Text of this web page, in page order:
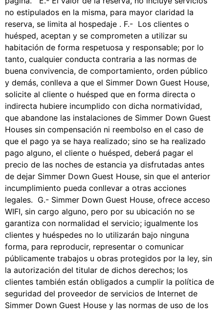
no estipulados en la misma, para mayor claridad la
reserva, se limita al hospedaje . F.- Los clientes o
huésped, aceptan y se comprometen a utilizar su
habitación de forma respetuosa y responsable; por lo
tanto, cualquier conducta contraria a las normas de
buena convivencia, de comportamiento, orden público
y demás, conlleva a que el Simmer Down Guest House,
solicite al cliente o huésped que en forma directa o
indirecta hubiere incumplido con dicha normatividad,
que abandone las instalaciones de Simmer Down Guest
Houses sin compensación ni reembolso en el caso de
que el pago ya se haya realizado; sino se ha realizado
pago alguno, el cliente o huésped, deberá pagar el
precio de las noches de estancia ya disfrutadas antes
de dejar Simmer Down Guest House, sin que el anterior
incumplimiento pueda conllevar a otras acciones
legales. G.- Simmer Down Guest House, ofrece acceso
WIFI, sin cargo alguno, pero por su ubicación no se
garantiza con normalidad el servicio; igualmente los
clientes y huéspedes no lo utilizarán bajo ninguna
forma, para reproducir, representar o comunicar
públicamente trabajos u obras protegidos por la ley, sin
la autorización del titular de dichos derechos; los
clientes también están obligados a cumplir la política de
seguridad del proveedor de servicios de Internet de
Simmer Down Guest House y las normas de uso de los